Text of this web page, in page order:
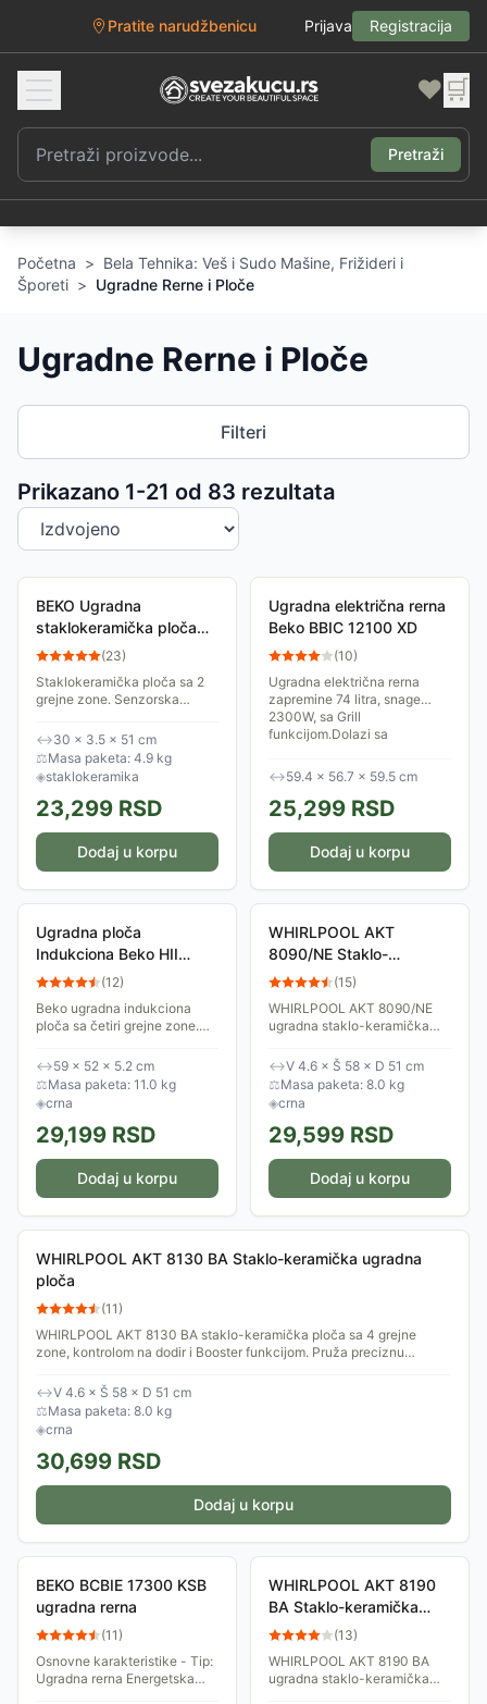
Pratite narudžbenicu Prijava Registracija
❤️ 🛒
Pretraži
Početna > Bela Tehnika: Veš i Sudo Mašine, Frižideri i
Šporeti > Ugradne Rerne i Ploče
Ugradne Rerne i Ploče
Filteri
Prikazano 1-21 od 83 rezultata
Sortiranje proizvoda
BEKO Ugradna
staklokeramička ploča
HDMC32400TX
(23)
Staklokeramička ploča sa 2
grejne zone. Senzorska
Child lock, Pojačavač, Tajmer,
Zaštita od prelivanja,
Automatsko...
↔30 × 3.5 × 51 cm
⚖Masa paketa: 4.9 kg
◈staklokeramika
23,299 RSD
Dodaj u korpu
Ugradna električna rerna
Beko BBIC 12100 XD
(10)
Ugradna električna rerna
zapremine 74 litra, snage
2300W, sa Grill
funkcijom.Dolazi sa
plehom za pečenje. Ima vrata
od punog...
↔59.4 × 56.7 × 59.5 cm
25,299 RSD
Dodaj u korpu
Ugradna ploča
Indukciona Beko HII
64401 MT
(12)
Beko ugradna indukciona
ploča sa četiri grejne zone.
omogućavaju jednostavno
podešavanje temperature i
funkcija. Svojim elegantnim...
↔59 × 52 × 5.2 cm
⚖Masa paketa: 11.0 kg
◈crna
29,199 RSD
Dodaj u korpu
WHIRLPOOL AKT
8090/NE Staklo-
keramička ugradna ploča
(15)
WHIRLPOOL AKT 8090/NE
ugradna staklo-keramička
mehaničkim komandama i 9
nivoa snage. Indikatori toplote
i blokada kontrolne...
↔V 4.6 × Š 58 × D 51 cm
⚖Masa paketa: 8.0 kg
◈crna
29,599 RSD
Dodaj u korpu
WHIRLPOOL AKT 8130 BA Staklo-keramička ugradna
ploča
(11)
WHIRLPOOL AKT 8130 BA staklo-keramička ploča sa 4 grejne
zone, kontrolom na dodir i Booster funkcijom. Pruža preciznu
↔V 4.6 × Š 58 × D 51 cm
⚖Masa paketa: 8.0 kg
◈crna
30,699 RSD
Dodaj u korpu
BEKO BCBIE 17300 KSB
ugradna rerna
(11)
Osnovne karakteristike - Tip:
Ugradna rerna Energetska
WHIRLPOOL AKT 8190
BA Staklo-keramička
ugradna ploča
(13)
WHIRLPOOL AKT 8190 BA
ugradna staklo-keramička